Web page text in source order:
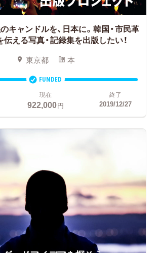
キャンドルを、日本に。韓国・市民革
える写真・記録集を出版したい！
東京都 本
FUNDED
現在
922,000円
終了
2019/12/27